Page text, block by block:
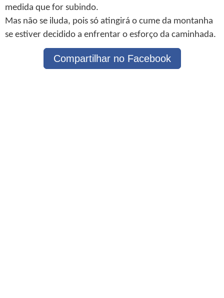
medida que for subindo.
Mas não se iluda, pois só atingirá o cume da montanha
se estiver decidido a enfrentar o esforço da caminhada.
Compartilhar no Facebook